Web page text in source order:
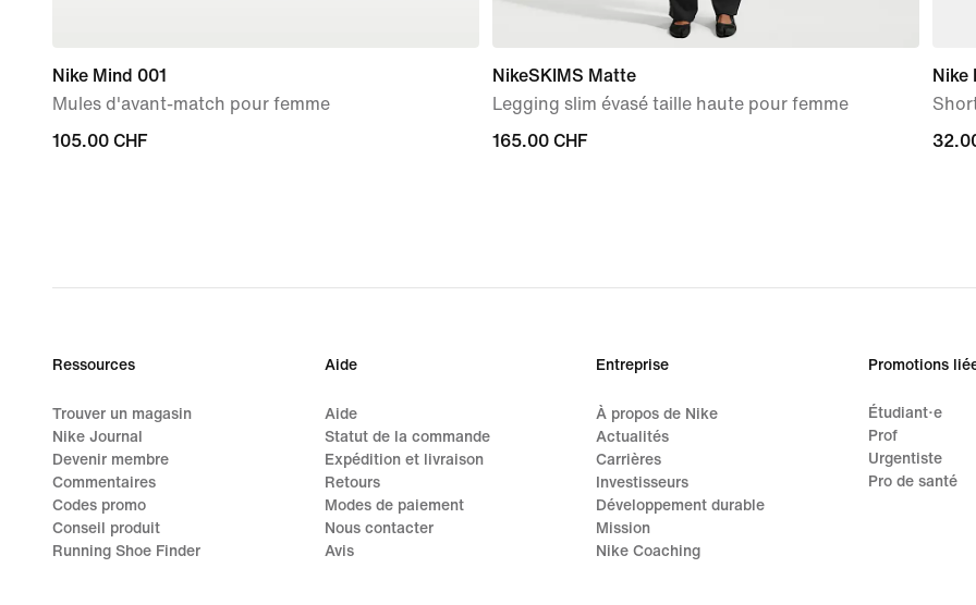
Nike Mind 001
Mules d'avant-match pour femme
105.00 CHF
105.00 CHF
NikeSKIMS Matte
Legging slim évasé taille haute pour femme
165.00 CHF
165.00 CHF
Nike
Ressources
Trouver un magasin
Nike Journal
Devenir membre
Commentaires
Codes promo
Conseil produit
Running Shoe Finder
Aide
Aide
Statut de la commande
Expédition et livraison
Retours
Modes de paiement
Nous contacter
Avis
Entreprise
À propos de Nike
Actualités
Carrières
Investisseurs
Développement durable
Mission
Nike Coaching
Promotions
Étudiant·e
Prof
Urgentiste
Pro de santé